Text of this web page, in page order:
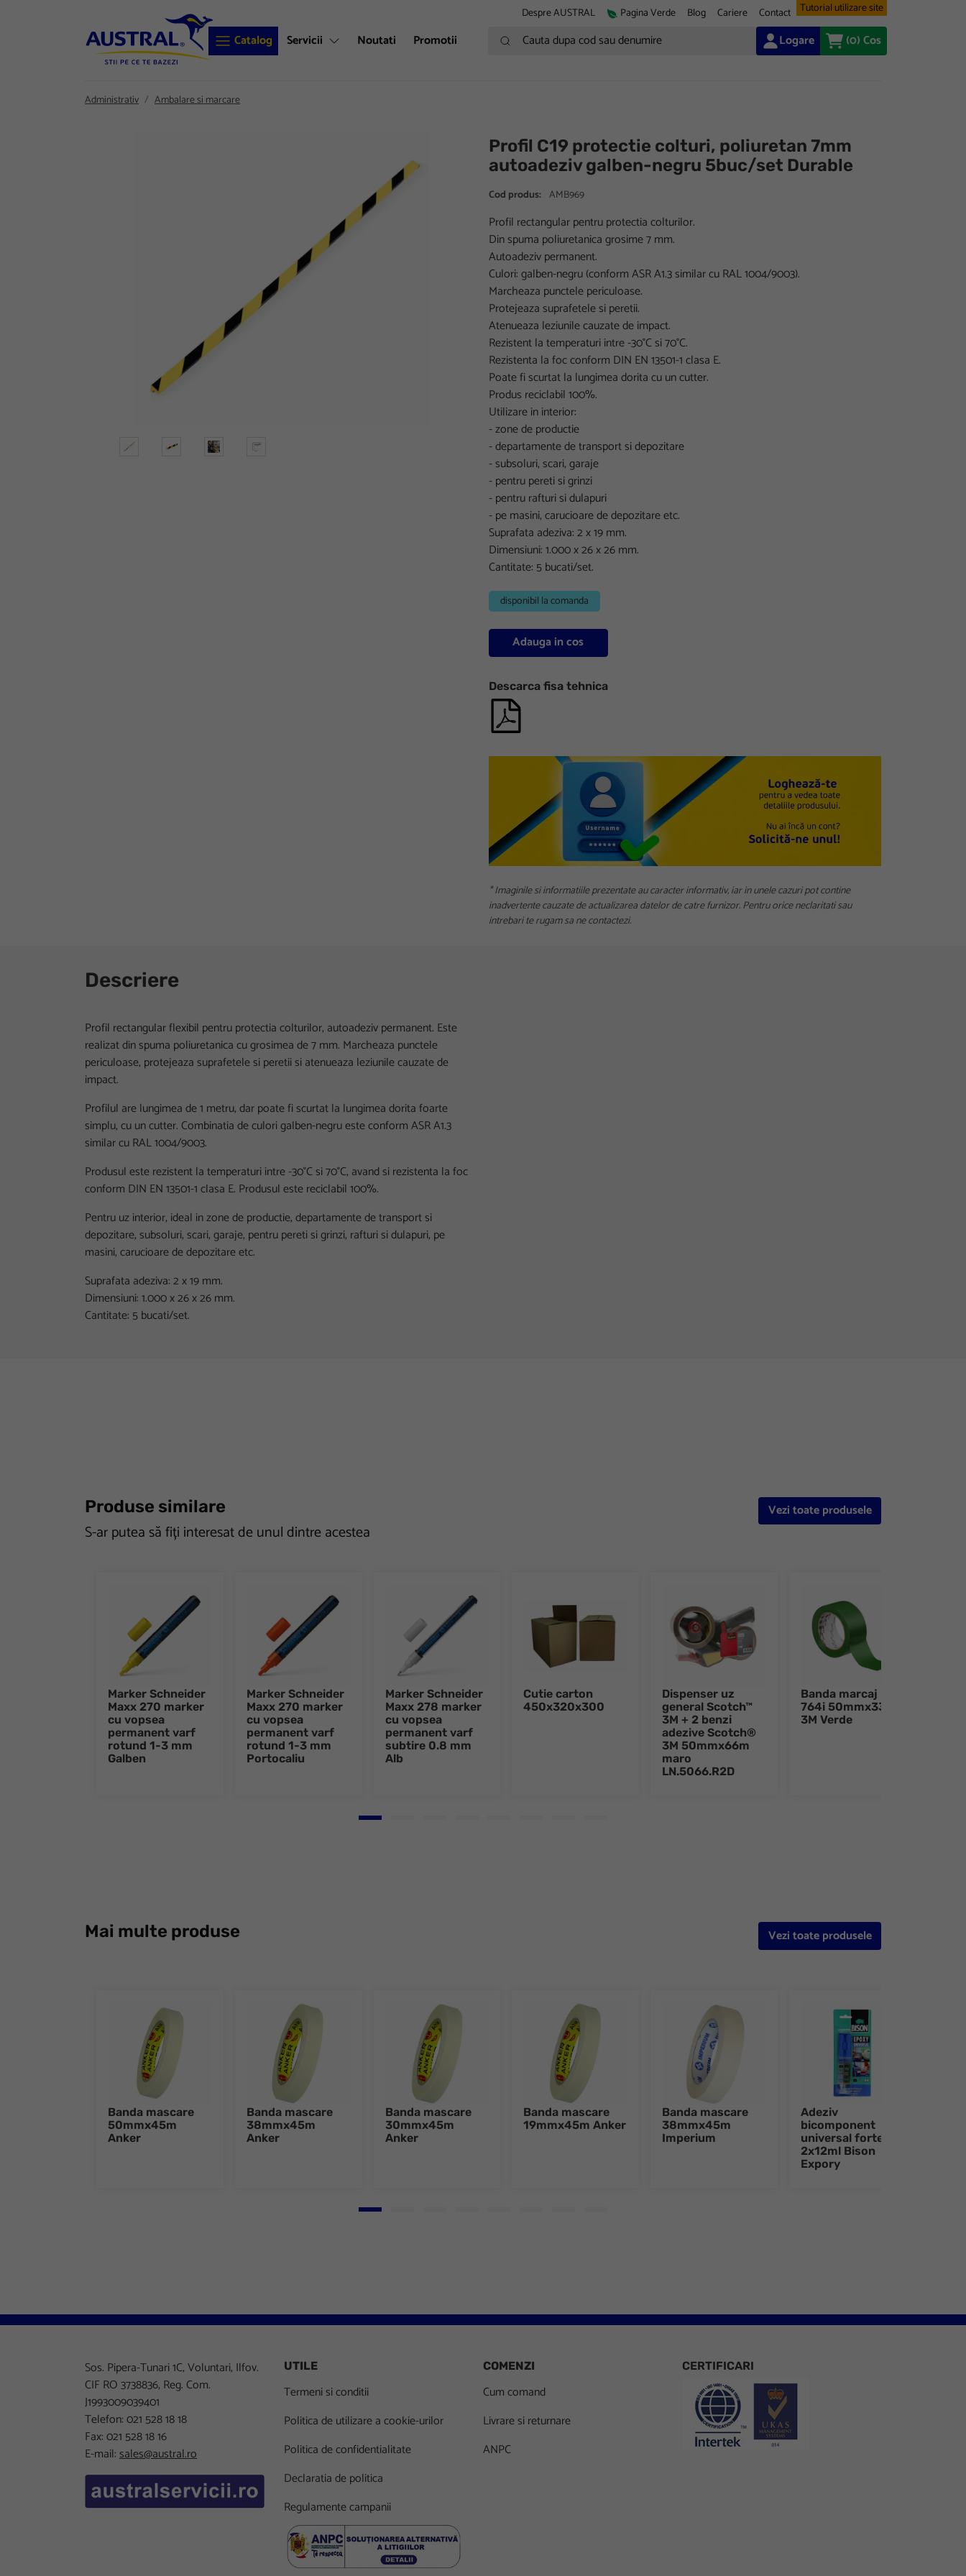
Despre AUSTRAL Pagina Verde Blog Cariere Contact Tutorial utilizare site
Catalog Servicii Noutati Promotii Cauta dupa cod sau denumire Logare (0)Cos
Administrativ Ambalare si marcare
Profil C19 protectie colturi, poliuretan 7mm
autoadeziv galben-negru 5buc/set Durable
Cod produs: AMB969
Profil rectangular pentru protectia colturilor.
Din spuma poliuretanica grosime 7 mm.
Autoadeziv permanent.
Culori: galben-negru (conform ASR A1.3 similar cu RAL 1004/9003).
Marcheaza punctele periculoase.
Protejeaza suprafetele si peretii.
Atenueaza leziunile cauzate de impact.
Rezistent la temperaturi intre -30°C si 70°C.
Rezistenta la foc conform DIN EN 13501-1 clasa E.
Poate fi scurtat la lungimea dorita cu un cutter.
Produs reciclabil 100%.
Utilizare in interior:
- zone de productie
- departamente de transport si depozitare
- subsoluri, scari, garaje
- pentru pereti si grinzi
- pentru rafturi si dulapuri
- pe masini, carucioare de depozitare etc.
Suprafata adeziva: 2 x 19 mm.
Dimensiuni: 1.000 x 26 x 26 mm.
Cantitate: 5 bucati/set.
disponibil la comanda
Adauga in cos
Descarca fisa tehnica
* Imaginile si informatiile prezentate au caracter informativ, iar in unele cazuri pot contine
inadvertente cauzate de actualizarea datelor de catre furnizor. Pentru orice neclaritati sau
intrebari te rugam sa ne contactezi.
Descriere
Profil rectangular flexibil pentru protectia colturilor, autoadeziv permanent. Este
realizat din spuma poliuretanica cu grosimea de 7 mm. Marcheaza punctele
periculoase, protejeaza suprafetele si peretii si atenueaza leziunile cauzate de
impact.
Profilul are lungimea de 1 metru, dar poate fi scurtat la lungimea dorita foarte
simplu, cu un cutter. Combinatia de culori galben-negru este conform ASR A1.3
similar cu RAL 1004/9003.
Produsul este rezistent la temperaturi intre -30°C si 70°C, avand si rezistenta la foc
conform DIN EN 13501-1 clasa E. Produsul este reciclabil 100%.
Pentru uz interior, ideal in zone de productie, departamente de transport si
depozitare, subsoluri, scari, garaje, pentru pereti si grinzi, rafturi si dulapuri, pe
masini, carucioare de depozitare etc.
Suprafata adeziva: 2 x 19 mm.
Dimensiuni: 1.000 x 26 x 26 mm.
Cantitate: 5 bucati/set.
Produse similare
S-ar putea să fiți interesat de unul dintre acestea
Vezi toate produsele
Marker Schneider
Maxx 270 marker
cu vopsea
permanent varf
rotund 1-3 mm
Galben
Marker Schneider
Maxx 270 marker
cu vopsea
permanent varf
rotund 1-3 mm
Portocaliu
Marker Schneider
Maxx 278 marker
cu vopsea
permanent varf
subtire 0.8 mm
Alb
Cutie carton
450x320x300
Dispenser uz
general Scotch™
3M + 2 benzi
adezive Scotch®
3M 50mmx66m
maro
LN.5066.R2D
Banda marcaj
764i 50mmx33m
3M Verde
Go to slide 1
Mai multe produse Vezi toate produsele
Banda mascare
50mmx45m
Anker
Banda mascare
38mmx45m
Anker
Banda mascare
30mmx45m
Anker
Banda mascare
19mmx45m Anker
Banda mascare
38mmx45m
Imperium
Adeziv
bicomponent
universal forte
2x12ml Bison
Expory
Go to slide 1
Sos. Pipera-Tunari 1C, Voluntari, Ilfov.
CIF RO 3738836, Reg. Com.
J1993009039401
Telefon: 021 528 18 18
Fax: 021 528 18 16
E-mail:sales@austral.ro
UTILE
Termeni si conditii
Politica de utilizare a cookie-urilor
Politica de confidentialitate
Declaratia de politica
Regulamente campanii
COMENZI
Cum comand
Livrare si returnare
ANPC
CERTIFICARI